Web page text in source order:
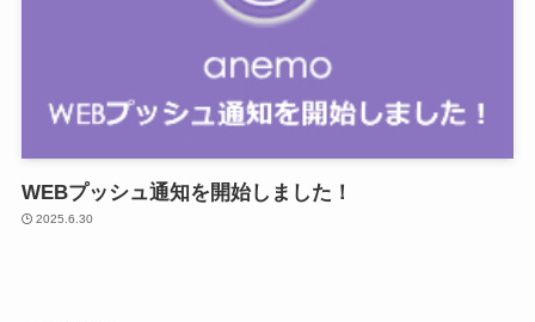
WEBプッシュ通知を開始しました！
2025.6.30